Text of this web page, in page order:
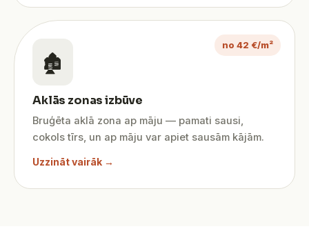
no 42 €/m²
🏚️
Aklās zonas izbūve
Bruģēta aklā zona ap māju — pamati sausi,
cokols tīrs, un ap māju var apiet sausām kājām.
Uzzināt vairāk →